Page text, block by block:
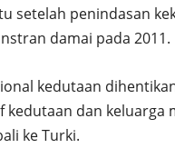
setelah penindasan
damai pada 2011.
kedutaan
kedutaan dan keluarga
ke Turki.